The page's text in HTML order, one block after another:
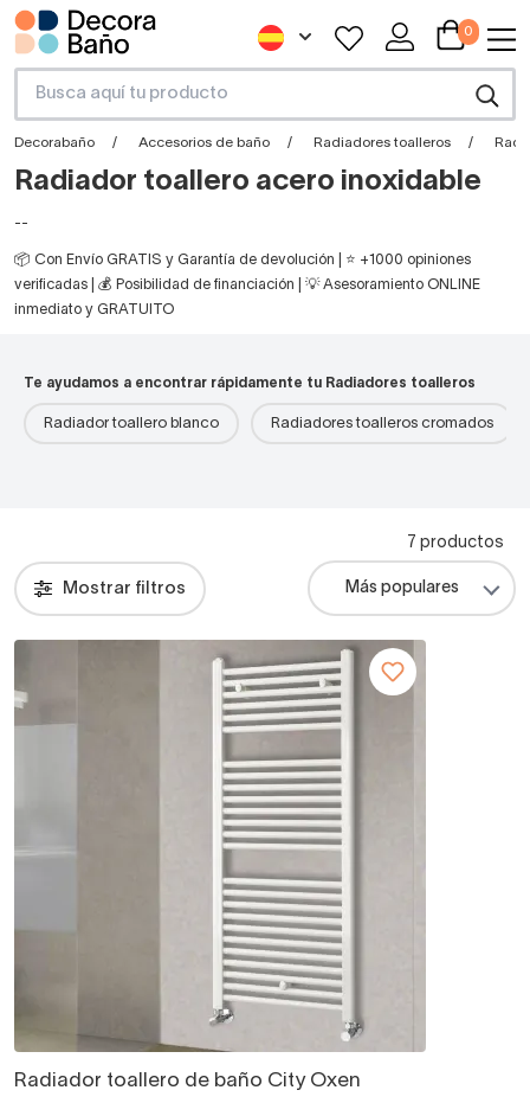
0
Decorabaño Accesorios de baño Radiadores toalleros
Radiador toallero acero inoxidable
--
📦 Con Envío GRATIS y Garantía de devolución | ⭐ +1000 opiniones
verificadas | 💰 Posibilidad de financiación | 💡 Asesoramiento ONLINE
inmediato y GRATUITO
Te ayudamos a encontrar rápidamente tu Radiadores toalleros
Radiador toallero blanco Radiadores toalleros cromados
Mostrar filtros
7 productos
Radiador toallero de baño City Oxen